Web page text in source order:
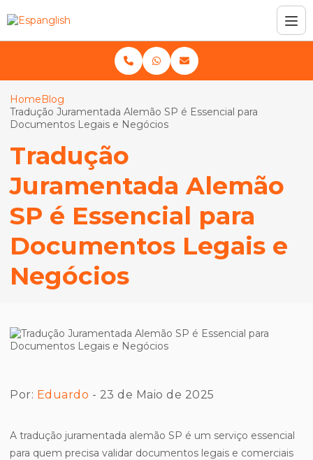
HomeBlog
Tradução Juramentada Alemão SP é Essencial para
Documentos Legais e Negócios
Tradução
Juramentada Alemão
SP é Essencial para
Documentos Legais e
Negócios
Por: Eduardo - 23 de Maio de 2025
A tradução juramentada alemão SP é um serviço essencial
para quem precisa validar documentos legais e comerciais